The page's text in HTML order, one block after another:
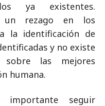
ya existentes.
un rezago en los
la identificación de
y no existe
sobre las mejores
humana.
seguir